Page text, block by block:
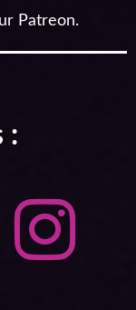
Patreon.
: